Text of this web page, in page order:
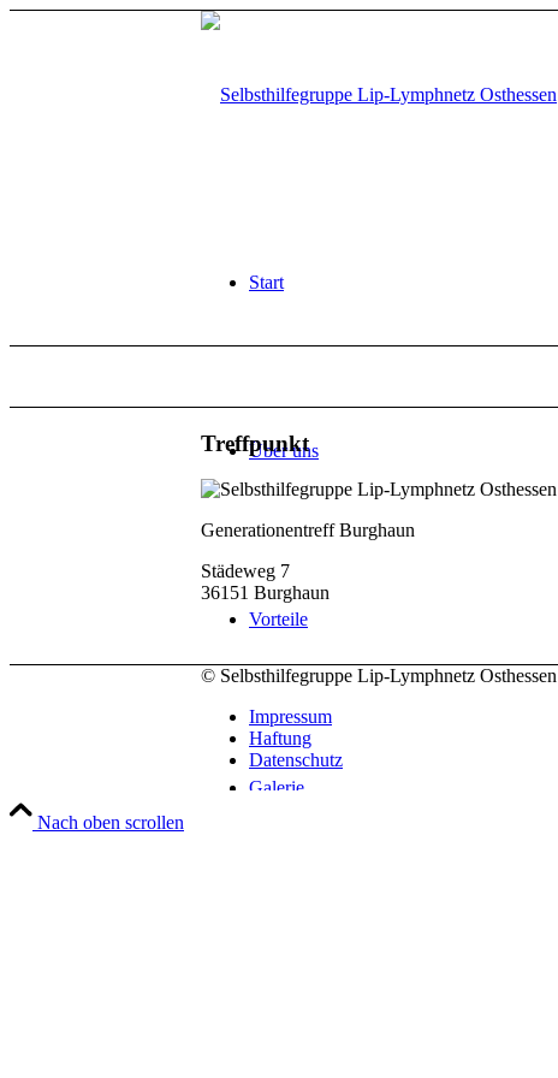
Start
Über uns
Vorteile
Galerie
Treffpunkt
Generationentreff Burghaun
Städeweg 7
36151 Burghaun
© Selbsthilfegruppe Lip-Lymphnetz Osthessen
Impressum
Haftung
Datenschutz
Nach oben scrollen